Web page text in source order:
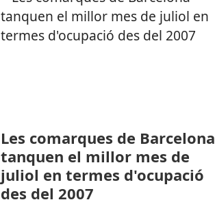
Les comarques de Barcelona
tanquen el millor mes de
juliol en termes d'ocupació
des del 2007